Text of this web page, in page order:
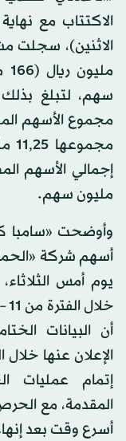
الاكتتاب مع
مجموع الأسهم
مليون سهم.
وأوضحت «سامبا
أسهم شركة
يوم أمس
أن البيانات
الإعلان عنها
إتمام عمليات
المقدمة، مع
أسرع وقت بعد